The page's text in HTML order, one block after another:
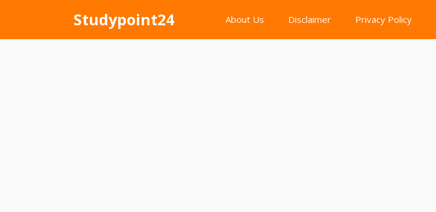
content
Studypoint24 About Us Disclaimer Privacy Policy